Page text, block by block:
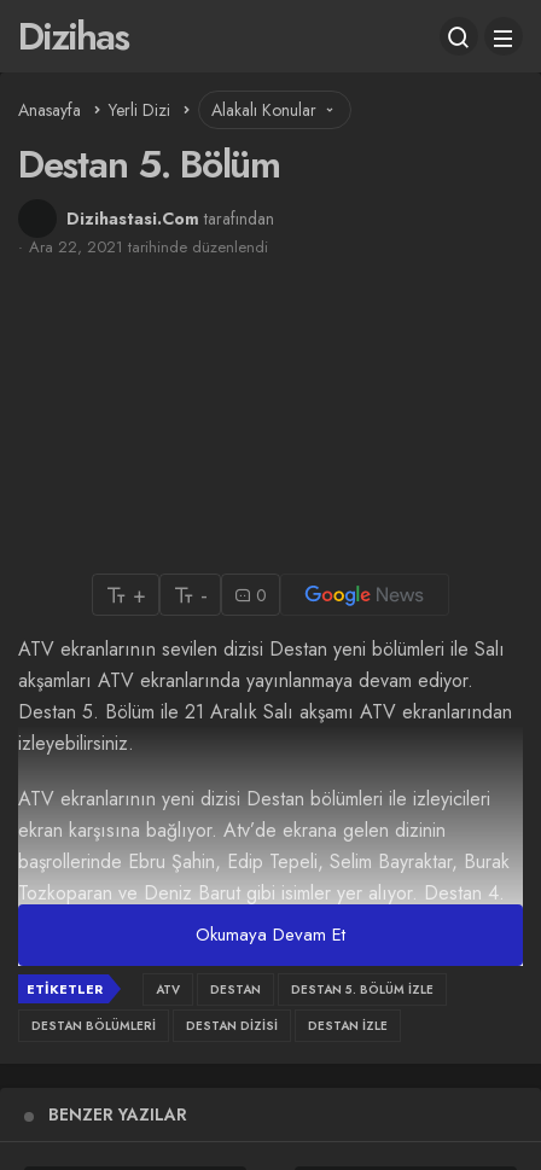
Dizihas
Anasayfa Yerli Dizi Alakalı Konular
Destan 5. Bölüm
Dizihastasi.Com tarafından
Ara 22, 2021 tarihinde düzenlendi
+ - 0
ATV ekranlarının sevilen dizisi Destan yeni bölümleri ile Salı
akşamları ATV ekranlarında yayınlanmaya devam ediyor.
Destan 5. Bölüm ile 21 Aralık Salı akşamı ATV ekranlarından
izleyebilirsiniz.
ATV ekranlarının yeni dizisi Destan bölümleri ile izleyicileri
ekran karşısına bağlıyor. Atv’de ekrana gelen dizinin
başrollerinde Ebru Şahin, Edip Tepeli, Selim Bayraktar, Burak
Tozkoparan ve Deniz Barut gibi isimler yer alıyor. Destan 4.
Akkız’ın göğsüne kızgın damga vurulması izleyenleri
etkiledi. Diğer yandan Batuga’nın babasına baş kaldırması
yüreklere su serpti. Peki yeni bölümde neler olacak?
Destan 5. Bölüm Fragmanı
Okumaya Devam Et
ETIKETLER ATV DESTAN
DESTAN 5. BÖLÜM İZLE
DESTAN BÖLÜMLERI
DESTAN DIZISI DESTAN İZLE
BENZER YAZILAR